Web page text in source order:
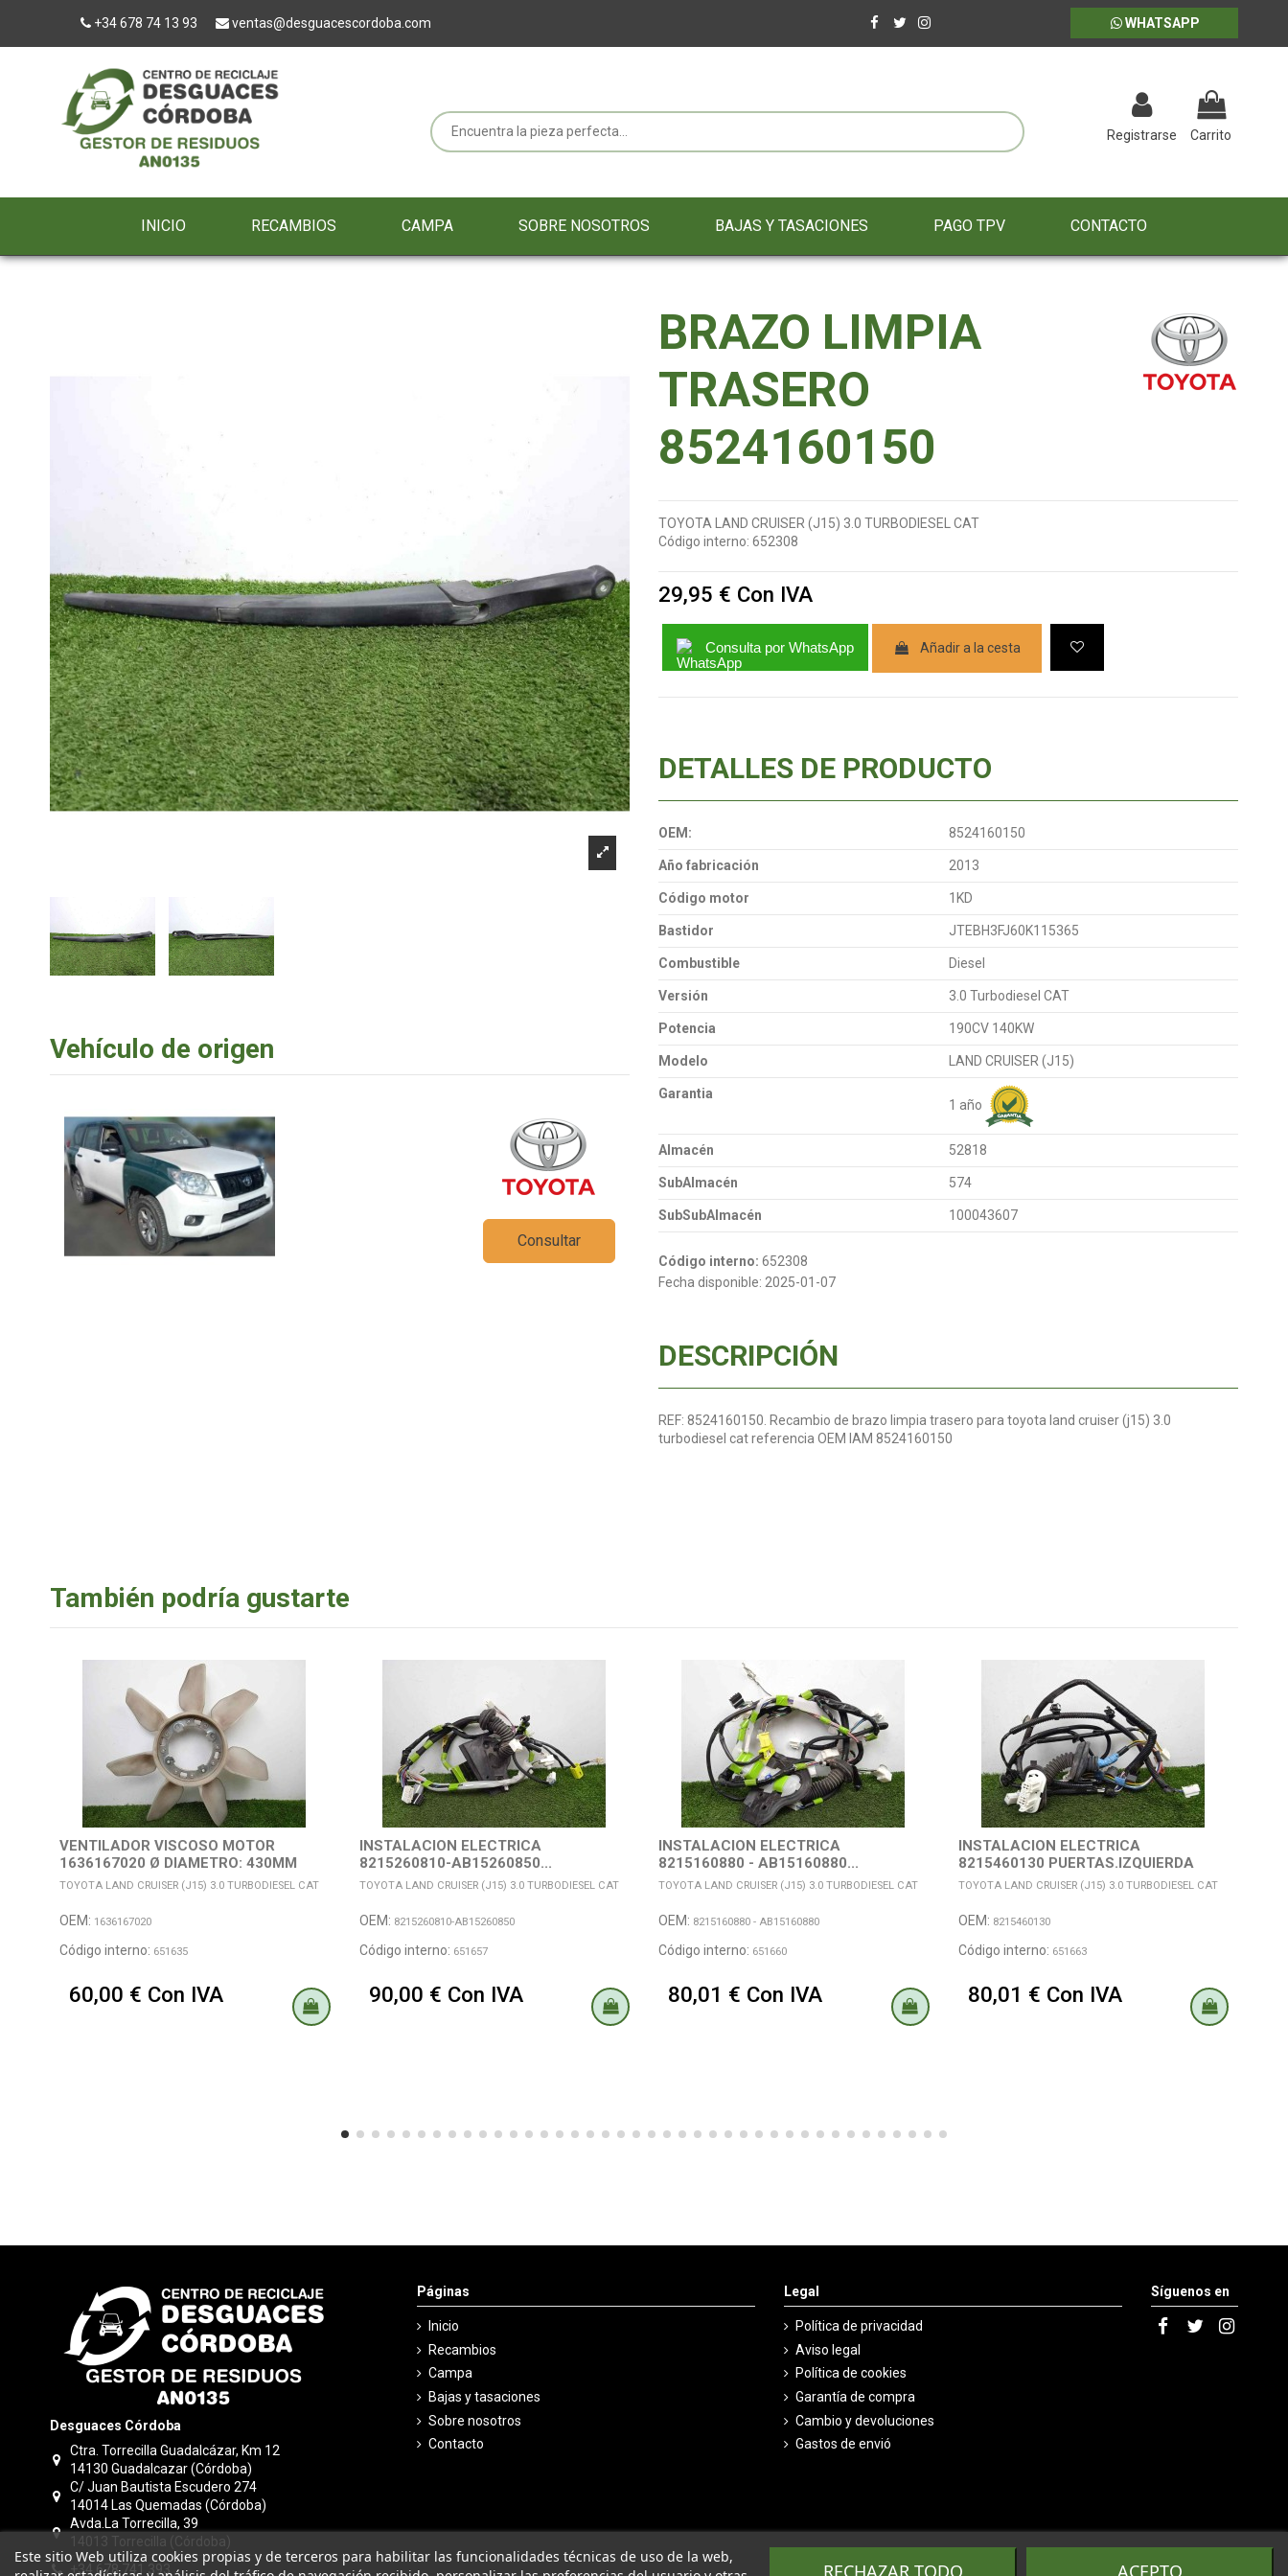
+34 678 74 13 93 ventas@desguacescordoba.com WHATSAPP
Registrarse Carrito
INICIO RECAMBIOS CAMPA SOBRE NOSOTROS BAJAS Y TASACIONES PAGO TPV CONTACTO
Vehículo de origen
Consultar
BRAZO LIMPIA
TRASERO
8524160150
TOYOTA LAND CRUISER (J15) 3.0 TURBODIESEL CAT
Código interno: 652308
29,95 € Con IVA
Consulta por WhatsApp Añadir a la cesta
DETALLES DE PRODUCTO
OEM: 8524160150
Año fabricación 2013
Código motor 1KD
Bastidor JTEBH3FJ60K115365
Combustible Diesel
Versión 3.0 Turbodiesel CAT
Potencia 190CV 140KW
Modelo LAND CRUISER (J15)
Garantia
1 año
Almacén 52818
SubAlmacén 574
SubSubAlmacén 100043607
Código interno: 652308
Fecha disponible: 2025-01-07
DESCRIPCIÓN
REF: 8524160150. Recambio de brazo limpia trasero para toyota land cruiser (j15) 3.0
turbodiesel cat referencia OEM IAM 8524160150
También podría gustarte
VENTILADOR VISCOSO MOTOR
1636167020 Ø DIAMETRO: 430MM
SOLO...
TOYOTA LAND CRUISER (J15) 3.0 TURBODIESEL CAT
OEM: 1636167020
Código interno: 651635
60,00 € Con IVA
INSTALACION ELECTRICA
8215260810-AB15260850...
TOYOTA LAND CRUISER (J15) 3.0 TURBODIESEL CAT
OEM: 8215260810-AB15260850
Código interno: 651657
90,00 € Con IVA
INSTALACION ELECTRICA
8215160880 - AB15160880...
TOYOTA LAND CRUISER (J15) 3.0 TURBODIESEL CAT
OEM: 8215160880 - AB15160880
Código interno: 651660
80,01 € Con IVA
INSTALACION ELECTRICA
8215460130 PUERTAS.IZQUIERDA
TRASERA
TOYOTA LAND CRUISER (J15) 3.0 TURBODIESEL CAT
OEM: 8215460130
Código interno: 651663
80,01 € Con IVA
Desguaces Córdoba
Ctra. Torrecilla Guadalcázar, Km 12
14130 Guadalcazar (Córdoba)
C/ Juan Bautista Escudero 274
14014 Las Quemadas (Córdoba)
Avda.La Torrecilla, 39
14013 Torrecilla (Córdoba)
+34 678 741 393
Páginas
Inicio
Recambios
Campa
Bajas y tasaciones
Sobre nosotros
Contacto
Legal
Política de privacidad
Aviso legal
Política de cookies
Garantía de compra
Cambio y devoluciones
Gastos de envió
Este sitio Web utiliza cookies propias y de terceros para habilitar las funcionalidades técnicas de uso de la web,
RECHAZAR TODO ACEPTO
Síguenos en